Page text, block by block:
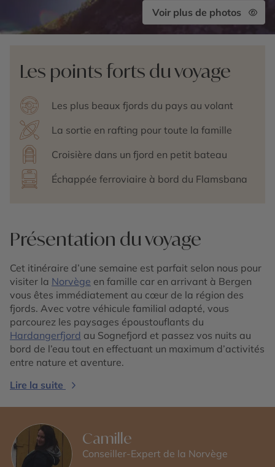
Voir plus de photos
Les points forts du voyage
Les plus beaux fjords du pays au volant
La sortie en rafting pour toute la famille
Croisière dans un fjord en petit bateau
Échappée ferroviaire à bord du Flamsbana
Présentation du voyage
Cet itinéraire d’une semaine est parfait selon nous pour
visiter la Norvège en famille car en arrivant à Bergen
vous êtes immédiatement au cœur de la région des
fjords. Avec votre véhicule familial adapté, vous
parcourez les paysages époustouflants du
Hardangerfjord au Sognefjord et passez vos nuits au
bord de l’eau tout en effectuant un maximum d’activités
entre nature et aventure.
Lire la suite
Camille
Conseiller-Expert de la Norvège